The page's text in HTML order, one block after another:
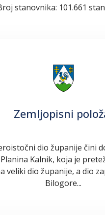
stanovnika: 101.661
Zemljopisni
dio županije čini
Kalnik, koja je
veliki dio županije, a dio
Bilogore...